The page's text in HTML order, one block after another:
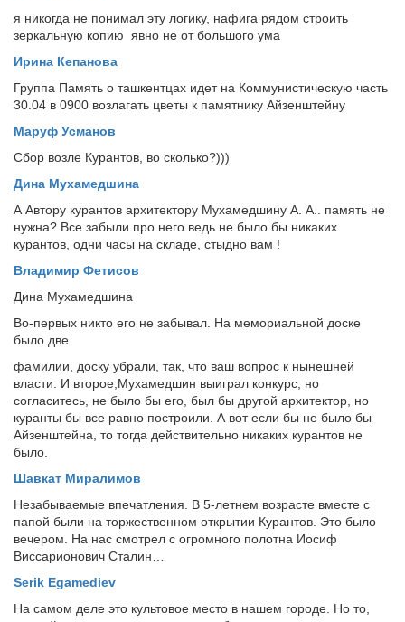
я никогда не понимал эту логику, нафига рядом строить
зеркальную копию явно не от большого ума
Ирина Кепанова
Группа Память о ташкентцах идет на Коммунистическую часть
30.04 в 0900 возлагать цветы к памятнику Айзенштейну
Маруф Усманов
Сбор возле Курантов, во сколько?)))
Дина Мухамедшина
А Автору курантов архитектору Мухамедшину А. А.. память не
нужна? Все забыли про него ведь не было бы никаких
курантов, одни часы на складе, стыдно вам !
Владимир Фетисов
Дина Мухамедшина
Во-первых никто его не забывал. На мемориальной доске
было две
фамилии, доску убрали, так, что ваш вопрос к нынешней
власти. И второе,Мухамедшин выиграл конкурс, но
согласитесь, не было бы его, был бы другой архитектор, но
куранты бы все равно построили. А вот если бы не было бы
Айзенштейна, то тогда действительно никаких курантов не
было.
Шавкат Миралимов
Незабываемые впечатления. В 5-летнем возрасте вместе с
папой были на торжественном открытии Курантов. Это было
вечером. На нас смотрел с огромного полотна Иосиф
Виссарионович Сталин…
Serik Egamediev
На самом деле это культовое место в нашем городе. Но то,